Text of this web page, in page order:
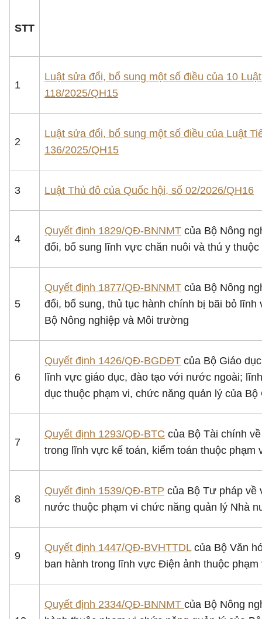
STT
1
Luật sửa đổi, bổ sung một số điều của 10
118/2025/QH15
2
Luật sửa đổi, bổ sung một số điều của Luật
136/2025/QH15
3 Luật Thủ đô của Quốc hội, số 02/2026/QH16
4
Quyết định 1829/QĐ-BNNMT của Bộ Nông
đổi, bổ sung lĩnh vực chăn nuôi và thú y
5
Quyết định 1877/QĐ-BNNMT của Bộ Nông
đổi, bổ sung, thủ tục hành chính bị bãi bỏ
Bộ Nông nghiệp và Môi trường
6
Quyết định 1426/QĐ-BGDĐT của Bộ Giáo
lĩnh vực giáo dục, đào tạo với nước ngoài;
dục thuộc phạm vi, chức năng quản lý của
7
Quyết định 1293/QĐ-BTC của Bộ Tài chính
trong lĩnh vực kế toán, kiểm toán thuộc phạm
8
Quyết định 1539/QĐ-BTP của Bộ Tư pháp về
nước thuộc phạm vi chức năng quản lý Nhà
9
Quyết định 1447/QĐ-BVHTTDLcủa Bộ Văn
ban hành trong lĩnh vực Điện ảnh thuộc
Quyết định 2334/QĐ-BNNMT của Bộ Nông